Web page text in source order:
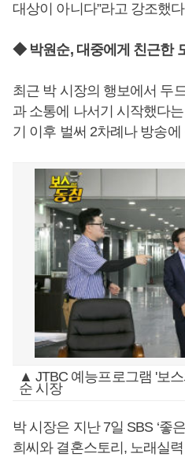
대상이 아니다”라고 강조했
◆ 박원순, 대중에게 친근한
최근 박 시장의 행보에서 두
과 소통에 나서기 시작했다
기 이후 벌써 2차례나 방송에
▲ JTBC 예능프로그램 '보
순 시장
박 시장은 지난 7일 SBS ‘좋
희씨와 결혼스토리, 노래실